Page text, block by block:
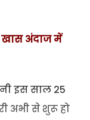
अंदाज में
इस साल 25
अभी से शुरू हो